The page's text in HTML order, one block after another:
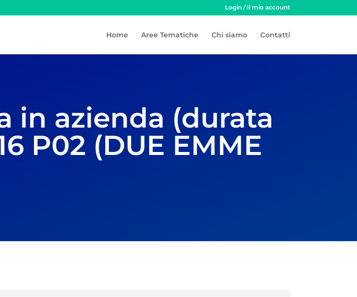
Login / Il mio account
Home Aree Tematiche Chi siamo Contatti
in azienda (durata
P02 (DUE EMME